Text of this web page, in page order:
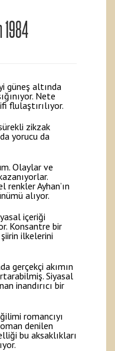
güneş altında
Nete
flulaştırılıyor.
zikzak
yorucu da
Olaylar ve
Ayhan’ın
alıyor.
içeriği
Konsantre bir
ilkelerini
gerçekçi akımın
Siyasal
inandırıcı bir
romancıyı
denilen
bu aksaklıkları